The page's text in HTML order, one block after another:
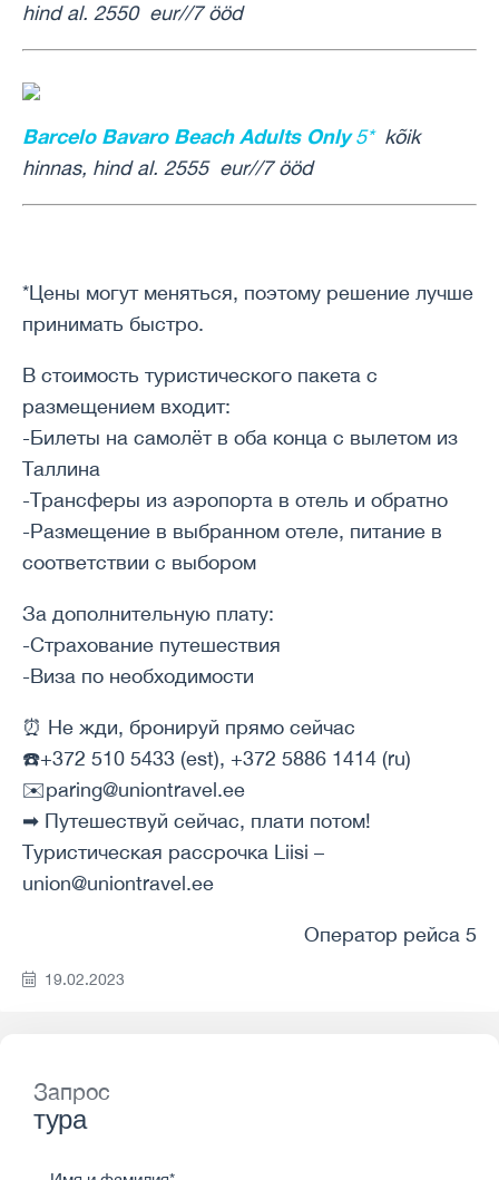
hind al. 2550 eur//7 ööd
Barcelo Bavaro Beach Adults Only5* kõik
hinnas, hind al. 2555 eur//7 ööd
*Цены могут меняться, поэтому решение лучше
принимать быстро.
В стоимость туристического пакета с
размещением входит:
-Билеты на самолёт в оба конца с вылетом из
Таллина
-Трансферы из аэропорта в отель и обратно
-Размещение в выбранном отеле, питание в
соответствии с выбором
За дополнительную плату:
-Страхование путешествия
-Виза по необходимости
⏰ Не жди, бронируй прямо сейчас
☎️+372 510 5433 (est), +372 5886 1414 (ru)
✉️paring@uniontravel.ee
➡ Путешествуй сейчас, плати потом!
Туристическая рассрочка Liisi –
union@uniontravel.ee
Оператор рейса 5
19.02.2023
Запрос
тура